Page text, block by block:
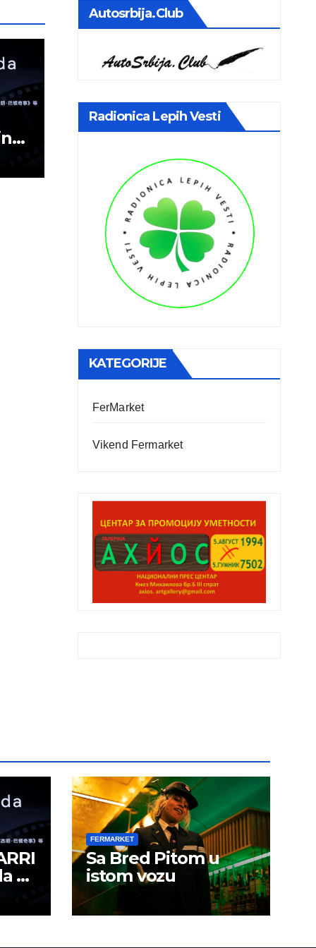
Autosrbija.club
Radionica Lepih Vesti
KATEGORIJE
FerMarket
Vikend Fermarket
u
FERMARKET
Sa Bred Pitom u
istom vozu